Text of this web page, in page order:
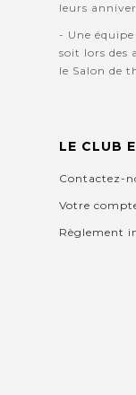
leurs
- Une
soit lors des
le Salon de
LE CLUB
Contactez-
Votre
Règlement